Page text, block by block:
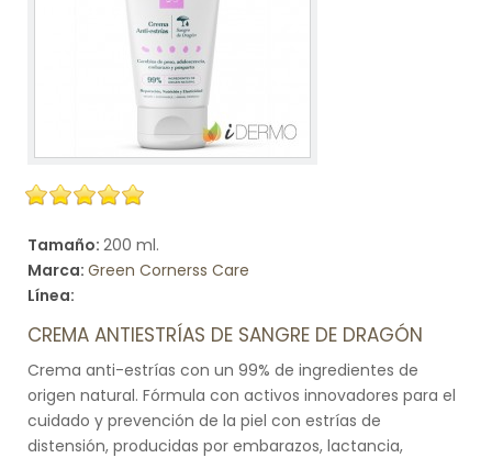
Tamaño: 200 ml.
Marca: Green Cornerss Care
Línea:
CREMA ANTIESTRÍAS DE SANGRE DE DRAGÓN
Crema anti-estrías con un 99% de ingredientes de
origen natural. Fórmula con activos innovadores para el
cuidado y prevención de la piel con estrías de
distensión, producidas por embarazos, lactancia,